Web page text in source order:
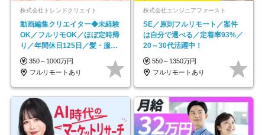
株式会社トレンドクリエイト
動画編集クリエイター◆未経験
OK／フルリモOK／ほぼ定時帰
り／年間休日125日／髪・服・
ネイル自由／副業OK
350～1000万円
フルリモートあり
株式会社エンジニアファースト
SE／原則フルリモート／案件
は自分で選べる／定着率93%／
20～30代活躍中！
550～1350万円
フルリモートあり